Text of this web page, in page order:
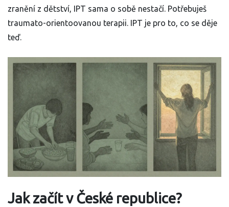
zranění z dětství, IPT sama o sobě nestačí. Potřebuješ
traumato-orientoovanou terapii. IPT je pro to, co se děje
teď.
Jak začít v České republice?